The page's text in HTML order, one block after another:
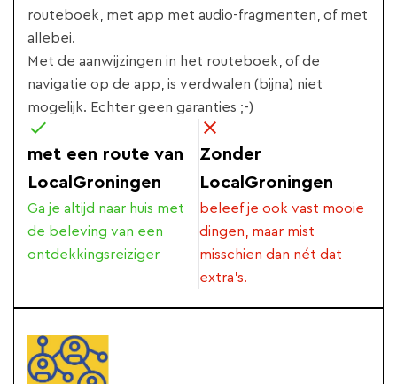
routeboek, met app met audio-fragmenten, of met
allebei.
Met de aanwijzingen in het routeboek, of de
navigatie op de app, is verdwalen (bijna) niet
mogelijk. Echter geen garanties ;-)
met een route van
LocalGroningen
Ga je altijd naar huis met
de beleving van een
ontdekkingsreiziger
Zonder
LocalGroningen
beleef je ook vast mooie
dingen, maar mist
misschien dan nét dat
extra's.